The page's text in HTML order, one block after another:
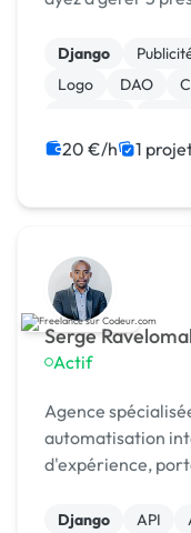
Django
Logo
DAO
20 €/h 1
Serge
Actif
Agence
automatisation
d'expérience,
Django API